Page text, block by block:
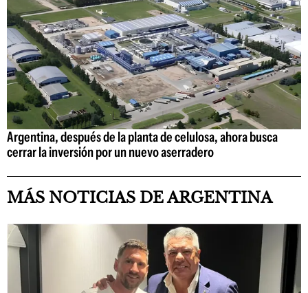
Argentina, después de la planta de celulosa, ahora busca
cerrar la inversión por un nuevo aserradero
MÁS NOTICIAS DE ARGENTINA